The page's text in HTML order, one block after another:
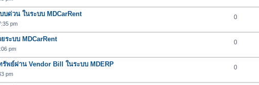
ด่วน ในระบบ MDCarRent
pm
0
ระบบ MDCarRent
pm
0
ย์ผ่าน Vendor Bill ในระบบ MDERP
pm
0